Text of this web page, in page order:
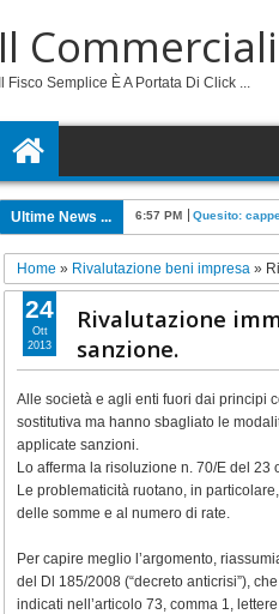
Il
Il Fisco Semplice È A Portata Di Click ...
Ultime News ... 3:39 PM Quesito: 730
Home » Rivalutazione beni impresa »
Rivalutazione
sanzione.
Alle società e agli enti fuori dai principi
sostitutiva ma hanno sbagliato le
applicate sanzioni.
Lo afferma la risoluzione n. 70/E del
Le problematicità ruotano, in
delle somme e al numero di rate.
Per capire meglio l’argomento,
del Dl 185/2008 (“decreto anticrisi”),
indicati nell’articolo 73, comma 1,
24
Ott
2013